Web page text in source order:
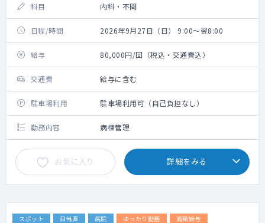
科目 内科・不問
日程/時間 2026年9月27日（日） 9:00～翌8:00
給与 80,000円/回（税込・交通費込）
交通費 給与に含む
駐車場利用 駐車場利用可（自己負担なし）
勤務内容 病棟管理
お気に入り 詳細をみる
スポット 日当直 病院 ゆったり勤務
高額給与